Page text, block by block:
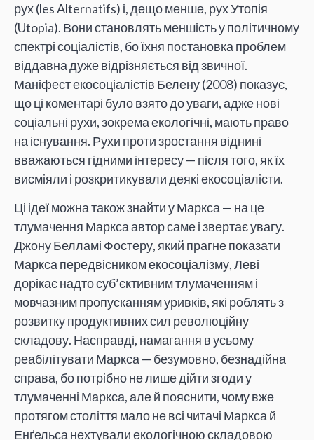
рух (les Alternatifs) і, дещо менше, рух Утопія
(Utopia). Вони становлять меншість у політичному
спектрі соціалістів, бо їхня постановка проблем
віддавна дуже відрізняється від звичної.
Маніфест екосоціалістів Белену (2008) показує,
що ці коментарі було взято до уваги, адже нові
соціальні рухи, зокрема екологічні, мають право
на існування. Рухи проти зростання віднині
вважаються гідними інтересу — після того, як їх
висміяли і розкритикували деякі екосоціалісти.
Ці ідеї можна також знайти у Маркса — на це
тлумачення Маркса автор саме і звертає увагу.
Джону Белламі Фостеру, який прагне показати
Маркса передвісником екосоціалізму, Леві
дорікає надто суб’єктивним тлумаченням і
мовчазним пропусканням уривків, які роблять з
розвитку продуктивних сил революційну
складову. Насправді, намагання в усьому
реабілітувати Маркса — безумовно, безнадійна
справа, бо потрібно не лише дійти згоди у
тлумаченні Маркса, але й пояснити, чому вже
протягом століття мало не всі читачі Маркса й
Енґельса нехтували екологічною складовою